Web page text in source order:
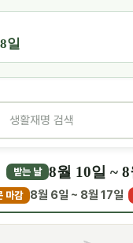
일
받는 날 8월 10일 ~ 8
마감 8월 6일 ~ 8월 17일